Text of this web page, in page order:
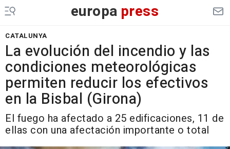
europa press
CATALUNYA
La evolución del incendio y las
condiciones meteorológicas
permiten reducir los efectivos
en la Bisbal (Girona)
El fuego ha afectado a 25 edificaciones, 11 de
ellas con una afectación importante o total